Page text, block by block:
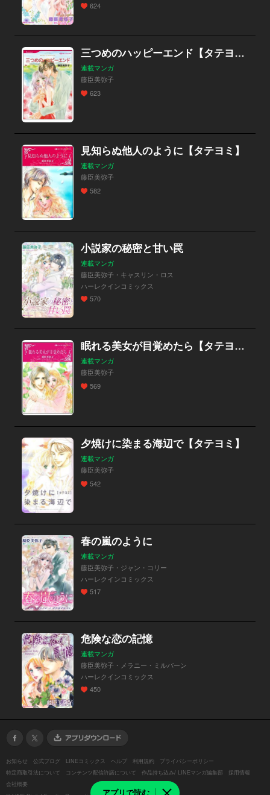
アプリで読む
624
三つめのハッピーエンド【タテヨミ】
連載マンガ
藤臣美弥子
623
見知らぬ他人のように【タテヨミ】
連載マンガ
藤臣美弥子
582
小説家の秘密と甘い罠
連載マンガ
藤臣美弥子・キャスリン・ロス
ハーレクインコミックス
570
眠れる美女が目覚めたら【タテヨミ】
連載マンガ
藤臣美弥子
569
夕焼けに染まる海辺で【タテヨミ】
連載マンガ
藤臣美弥子
542
春の嵐のように
連載マンガ
藤臣美弥子・ジャン・コリー
ハーレクインコミックス
517
危険な恋の記憶
連載マンガ
藤臣美弥子・メラニー・ミルバーン
ハーレクインコミックス
450
お知らせ 公式ブログ LINEコミックス ヘルプ 利用規約
プライバシーポリシー
特定商取引法について
コンテンツ配信許諾について 作品持ち込み/ LINEマンガ編集部
採用情報
会社概要